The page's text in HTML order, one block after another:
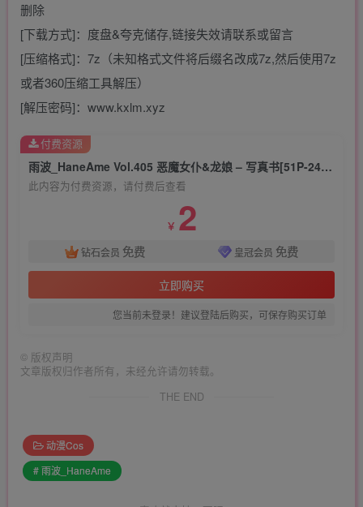
删除
[下载方式]：度盘&夸克储存,链接失效请联系或留言
[压缩格式]：7z（未知格式文件将后缀名改成7z,然后使用7z
或者360压缩工具解压）
[解压密码]：www.kxlm.xyz
雨波_HaneAme Vol.405 恶魔女仆&龙娘 – 写真书[51P-249MB]
此内容为付费资源，请付费后查看
￥ 2
钻石会员 免费 皇冠会员 免费
立即购买
您当前未登录！建议登陆后购买，可保存购买订单
付费资源
© 版权声明
文章版权归作者所有，未经允许请勿转载。
THE END
动漫Cos
# 雨波_HaneAme